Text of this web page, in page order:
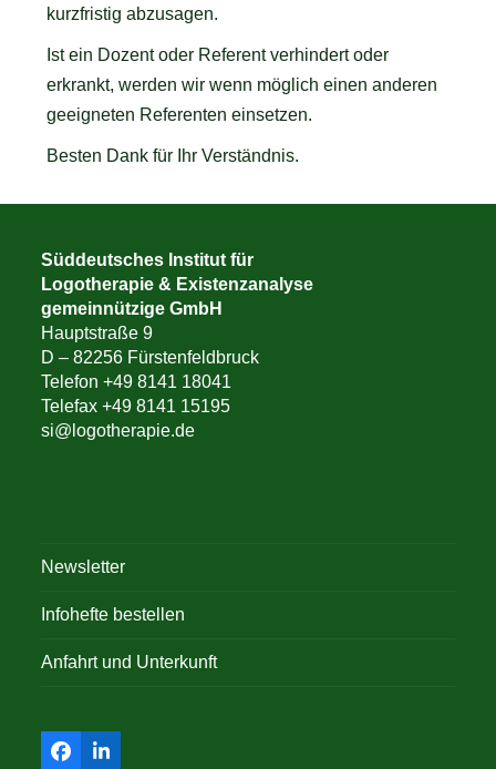
kurzfristig abzusagen.
Ist ein Dozent oder Referent verhindert oder
erkrankt, werden wir wenn möglich einen anderen
geeigneten Referenten einsetzen.
Besten Dank für Ihr Verständnis.
Süddeutsches Institut für
Logotherapie & Existenzanalyse
gemeinnützige GmbH
Hauptstraße 9
D – 82256 Fürstenfeldbruck
Telefon +49 8141 18041
Telefax +49 8141 15195
si@logotherapie.de
Newsletter
Infohefte bestellen
Anfahrt und Unterkunft
Facebook
LinkedIn